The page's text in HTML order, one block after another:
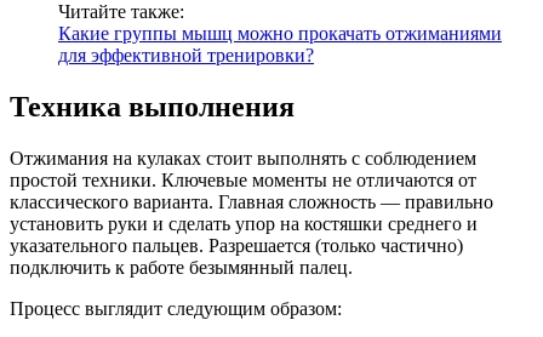
Читайте также:
Какие группы мышц можно прокачать отжиманиями
для эффективной тренировки?
Техника выполнения
Отжимания на кулаках стоит выполнять с соблюдением
простой техники. Ключевые моменты не отличаются от
классического варианта. Главная сложность — правильно
установить руки и сделать упор на костяшки среднего и
указательного пальцев. Разрешается (только частично)
подключить к работе безымянный палец.
Процесс выглядит следующим образом: